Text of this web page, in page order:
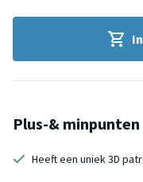
Plus-& minpunten
Heeft een uniek 3D